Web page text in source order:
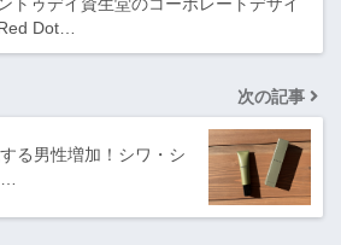
Dot…
次の記事
る男性増加！シワ・シ